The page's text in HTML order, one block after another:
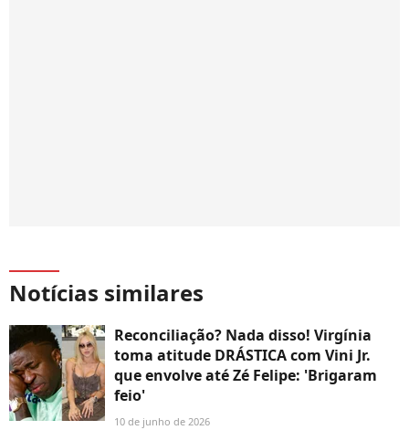
Notícias similares
Reconciliação? Nada disso! Virgínia
toma atitude DRÁSTICA com Vini Jr.
que envolve até Zé Felipe: 'Brigaram
feio'
10 de junho de 2026